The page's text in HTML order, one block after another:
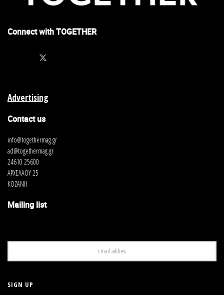
Connect with TOGETHER
Advertising
Contact us
info@togethermag.gr
ad@togethermag.gr
24610 25600
ΑΡΧΕΛΑΟΥ 25
ΚΟΖΑΝΗ
Mailing list